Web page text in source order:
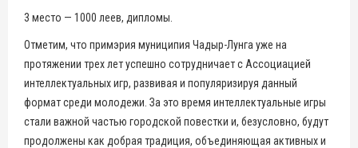
3 место — 1000 леев, дипломы.
Отметим, что примэрия муниципия Чадыр-Лунга уже на
протяжении трех лет успешно сотрудничает с Ассоциацией
интеллектуальных игр, развивая и популяризируя данный
формат среди молодежи. За это время интеллектуальные игры
стали важной частью городской повестки и, безусловно, будут
продолжены как добрая традиция, объединяющая активных и